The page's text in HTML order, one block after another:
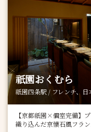
祇園おくむら
祇園四条駅 / フレンチ、日
【京都祇園×個室完備】
織り込んだ京懐石風フラ